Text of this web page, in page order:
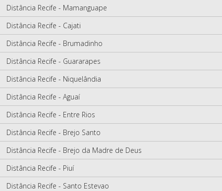
Distância Recife - Mamanguape
Distância Recife - Cajati
Distância Recife - Brumadinho
Distância Recife - Guararapes
Distância Recife - Niquelândia
Distância Recife - Aguaí
Distância Recife - Entre Rios
Distância Recife - Brejo Santo
Distância Recife - Brejo da Madre de Deus
Distância Recife - Piuí
Distância Recife - Santo Estevao